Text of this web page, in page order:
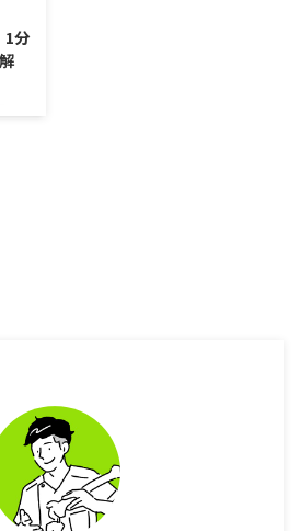
1分
22.
成1